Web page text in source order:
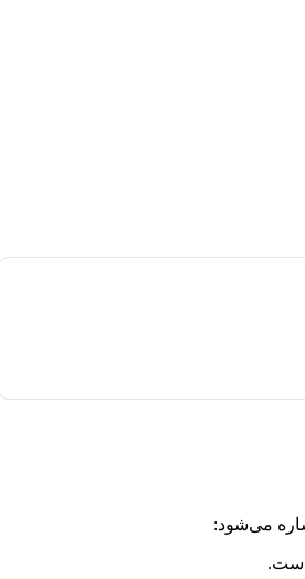
می‌شود: